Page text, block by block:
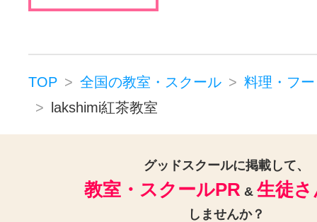
TOP 全国の教室・スクール
料理・フ
lakshimi紅茶教室
グッドスクールに掲載して、
教室・スクールPR & 生徒
しませんか？